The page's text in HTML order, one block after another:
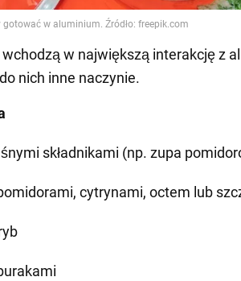
w największą interakcję z
nich inne naczynie.
składnikami (np. zupa
cytrynami, octem lub